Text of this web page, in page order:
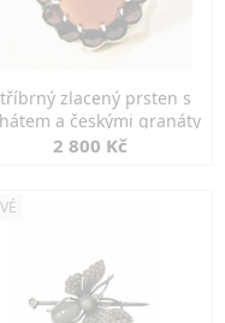
zlacený prsten s
a českými granáty
2 800 Kč